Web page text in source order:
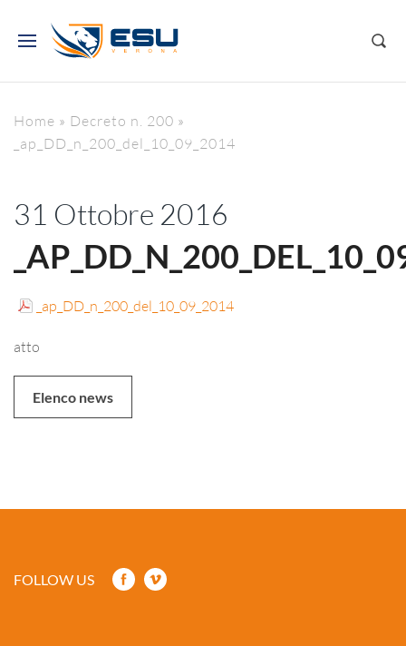
Home » Decreto n. 200 »
_ap_DD_n_200_del_10_09_2014
31 Ottobre 2016
_ap_DD_n_200_del_10_09_2014
atto
Elenco news
FOLLOW US